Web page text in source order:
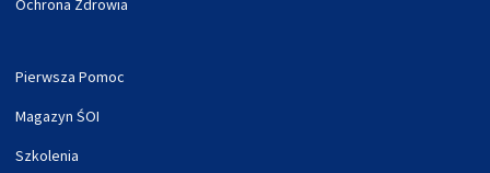
Pierwsza Pomoc
Magazyn ŚOI
Szkolenia